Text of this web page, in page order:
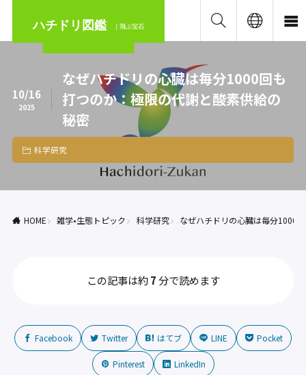
ハチドリ図鑑 ｜飛ぶ宝石
10/16
2025
なぜハチドリの心臓は毎分1000回も
打つのか：極限の代謝と酸素供給の
秘密
科学研究
HOME 雑学•生態トピック 科学研究 なぜハチドリの心臓は毎分1000
この記事は約7分で読めます
Facebook Twitter はてブ LINE Pocket
Pinterest LinkedIn